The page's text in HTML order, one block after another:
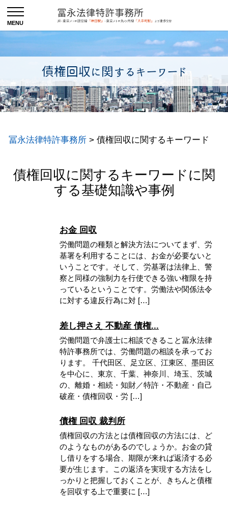
債権回収に関するキーワード
冨永法律特許事務所 > 債権回収に関するキーワード
債権回収に関するキーワードに関
する基礎知識や事例
お金 回収
労働問題の種類と解決方法についてまず、労
基署を利用することには、お金が必要ないと
いうことです。そして、労基署は法律上、警
察と同様の強制力を行使できる強い権限を持
っているということです。労働法や関係法令
に対する違反行為に対 […]
差し押さえ 不動産 債権...
労働問題で弁護士に相談できること冨永法律
特許事務所では、労働問題の相談を承ってお
ります。 千代田区、足立区、江東区、墨田区
を中心に、東京、千葉、神奈川、埼玉、茨城
の、離婚・相続・知財／特許・不動産・自己
破産・債権回収・労 […]
債権 回収 裁判所
債権回収の方法とは債権回収の方法には、ど
のようなものがあるのでしょうか。お金の貸
し借りをする場合、期限が来れば返済する必
要が生じます。この返済を実現する方法をし
っかりと把握しておくことが、きちんと債権
を回収する上で重要に […]